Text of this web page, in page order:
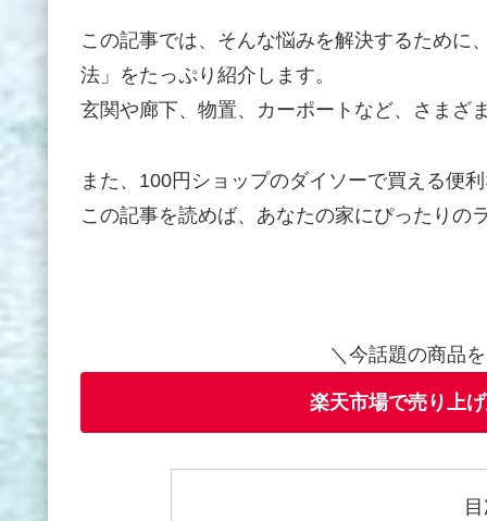
この記事では、そんな悩みを解決するために
法」をたっぷり紹介します。
玄関や廊下、物置、カーポートなど、さまざ
また、100円ショップのダイソーで買える便
この記事を読めば、あなたの家にぴったりの
＼今話題の商品
楽天市場で売り上